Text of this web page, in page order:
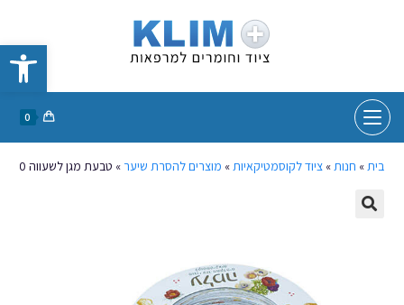
פתח סרגל נגישות
0
בית» חנות»ציוד לקוסמטיקאיות» מוצרים להסרת שיער » טבעת מגן לשעווה 50 יח'